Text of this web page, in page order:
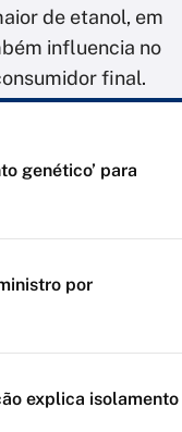
de etanol, em
influencia no
final.
genético’ para
por
explica isolamento